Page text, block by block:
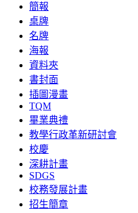
簡報
桌牌
名牌
海報
資料夾
書封面
插圖漫畫
TQM
畢業典禮
教學行政革新研討會
校慶
深耕計畫
SDGS
校務發展計畫
招生簡章